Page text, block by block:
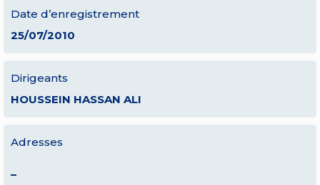
Date d’enregistrement
25/07/2010
Dirigeants
HOUSSEIN HASSAN ALI
Adresses
–